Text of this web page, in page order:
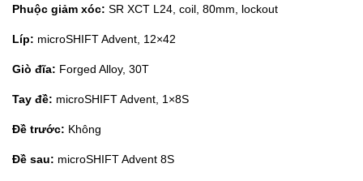
Phuộc giảm xóc: SR XCT L24, coil, 80mm, lockout
Líp: microSHIFT Advent, 12×42
Giò đĩa: Forged Alloy, 30T
Tay đề: microSHIFT Advent, 1×8S
Đề trước: Không
Đề sau: microSHIFT Advent 8S